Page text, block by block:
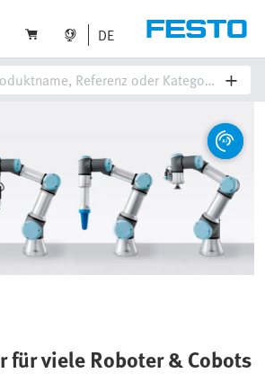
DE
für viele Roboter & Cobots